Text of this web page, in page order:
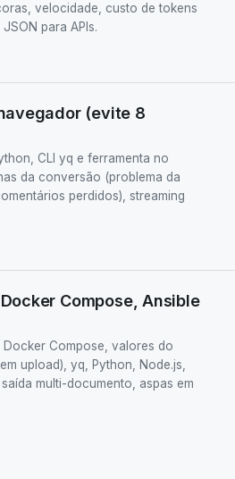
velocidade, custo de tokens
para APIs.
(evite 8
CLI yq e ferramenta no
da conversão (problema da
perdidos), streaming
Compose, Ansible
Docker Compose, valores do
upload), yq, Python, Node.js,
multi-documento, aspas em